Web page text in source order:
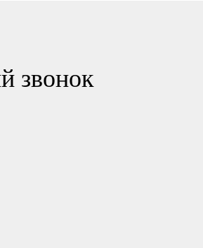
звонок